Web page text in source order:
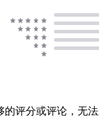
评分或评论，无法